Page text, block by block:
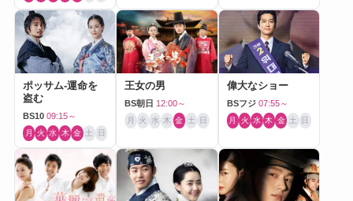
ポッサム-運命を
盗む
BS10 09:15～
月 火 水 木 金 土 日
王女の男
BS朝日 12:00～
月 火 水 木 金 土 日
偉大なショー
BSフジ 07:55～
月 火 水 木 金 土 日